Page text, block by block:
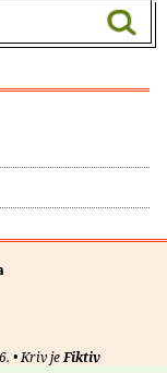
• Kriv jeFiktiv